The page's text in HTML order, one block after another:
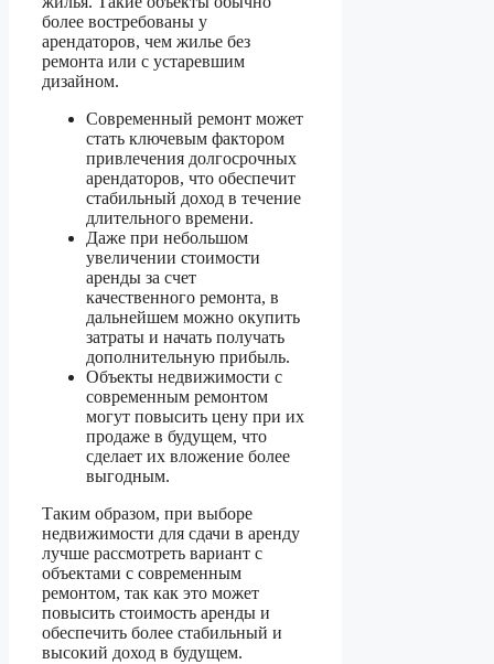
более востребованы у
арендаторов, чем жилье без
ремонта или с устаревшим
дизайном.
Современный ремонт может
стать ключевым фактором
привлечения долгосрочных
арендаторов, что обеспечит
стабильный доход в течение
длительного времени.
Даже при небольшом
увеличении стоимости
аренды за счет
качественного ремонта, в
дальнейшем можно окупить
затраты и начать получать
дополнительную прибыль.
Объекты недвижимости с
современным ремонтом
могут повысить цену при их
продаже в будущем, что
сделает их вложение более
выгодным.
Таким образом, при выборе
недвижимости для сдачи в аренду
лучше рассмотреть вариант с
объектами с современным
ремонтом, так как это может
повысить стоимость аренды и
обеспечить более стабильный и
высокий доход в будущем.